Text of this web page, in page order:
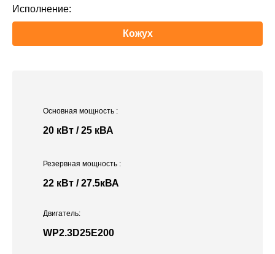
Исполнение:
Кожух
Основная мощность :
20 кВт / 25 кВА
Двигатель:
WP2.3D25E200
Резервная мощность :
22 кВт / 27.5кВА